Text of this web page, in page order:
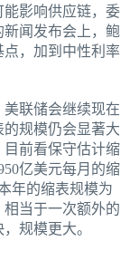
影响供应链，委
新闻发布会上，鲍
点，加到中性利率
联储会继续现在
规模仍会显著大
目前看保守估计缩
亿美元每月的缩
年的缩表规模为
相当于一次额外的
规模更大。